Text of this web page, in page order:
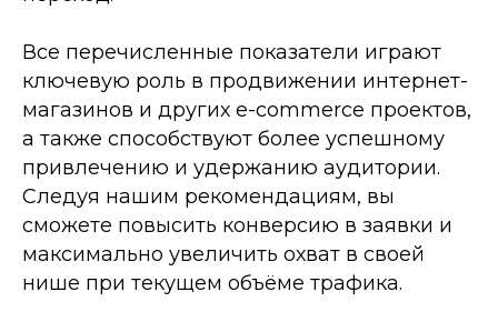
Все перечисленные показатели играют
ключевую роль в продвижении интернет-
магазинов и других e-commerce проектов,
а также способствуют более успешному
привлечению и удержанию аудитории.
Следуя нашим рекомендациям, вы
сможете повысить конверсию в заявки и
максимально увеличить охват в своей
нише при текущем объёме трафика.